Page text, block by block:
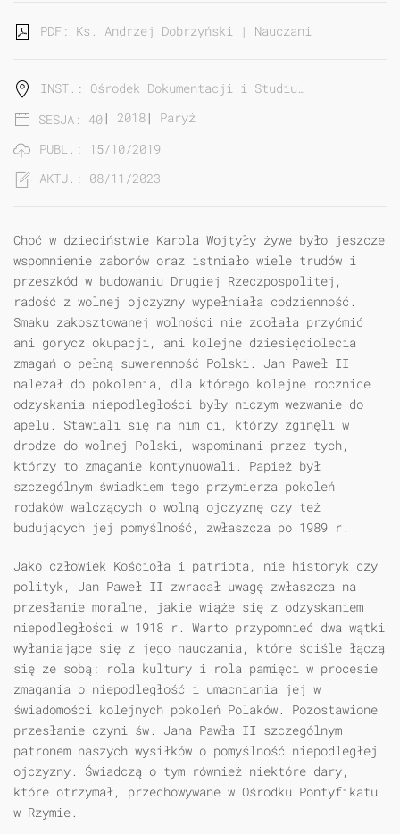
Choć w dzieciństwie Karola Wojtyły żywe było jeszcze
wspomnienie zaborów oraz istniało wiele trudów i
przeszkód w budowaniu Drugiej Rzeczpospolitej,
radość z wolnej ojczyzny wypełniała codzienność.
Smaku zakosztowanej wol­ności nie zdołała przyćmić
ani gorycz okupacji, ani kolejne dziesięciolecia
zma­gań o pełną suwerenność Polski. Jan Paweł II
należał do pokolenia, dla którego kolejne rocznice
odzyskania niepodległości były niczym wezwanie do
apelu. Stawiali się na nim ci, którzy zginęli w
drodze do wolnej Polski, wspominani przez tych,
którzy to zmaganie kontynuowali. Papież był
szczególnym świadkiem tego przymierza pokoleń
rodaków walczących o wolną ojczyznę czy też
budujących jej pomyślność, zwłaszcza po 1989 r.
Jako człowiek Kościoła i patriota, nie historyk czy
polityk, Jan Paweł II zwracał uwagę zwłaszcza na
przesłanie moralne, jakie wiąże się z odzyskaniem
niepodległości w 1918 r. Warto przypomnieć dwa wątki
wyłaniające się z jego nauczania, które ściśle łączą
się ze sobą: rola kultury i rola pamięci w procesie
zmagania o niepodległość i umacniania jej w
świadomości kolejnych pokoleń Polaków. Pozostawione
przesłanie czyni św. Jana Pawła II szczególnym
patronem naszych wysiłków o pomyślność niepodległej
ojczyzny. Świadczą o tym również niektóre dary,
które otrzymał, przechowywane w Ośrodku Pontyfikatu
w Rzymie.
PDF: Ks. Andrzej Dobrzyński | Nauczanie Jana
INST.: Ośrodek Dokumentacji i Studiu…
SESJA: 40| 2018| Paryż
PUBL.: 15/10/2019
AKTU.: 08/11/2023